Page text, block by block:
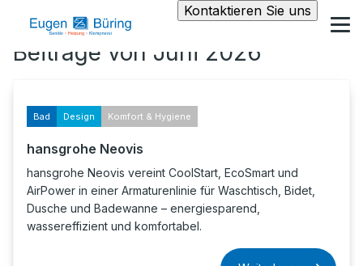
Kontaktieren Sie uns
Beiträge von Juni 2026
Bad Design Komfort & Hygiene
hansgrohe Neovis
hansgrohe Neovis vereint CoolStart, EcoSmart und
AirPower in einer Armaturenlinie für Waschtisch, Bidet,
Dusche und Badewanne – energiesparend,
wassereffizient und komfortabel.